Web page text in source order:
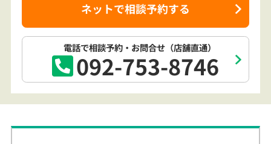
電話で相談予約 ・お問合せ （店舗直通）
092-753-8746
ネットで相談予約する